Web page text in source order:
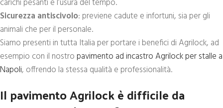
carichi pesanti e l’usura del tempo.
Sicurezza antiscivolo: previene cadute e infortuni, sia per gli
animali che per il personale.
Siamo presenti in tutta Italia per portare i benefici di Agrilock, ad
esempio con il nostropavimento ad incastro Agrilock per stalle a
Napoli, offrendo la stessa qualità e professionalità.
Il pavimento Agrilock è difficile da